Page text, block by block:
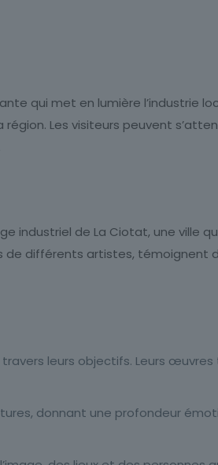
qui met en lumière l’industrie
Les visiteurs peuvent
industriel de La Ciotat, une ville
de différents artistes, témoignent
leurs objectifs. Leurs
donnant une profondeur